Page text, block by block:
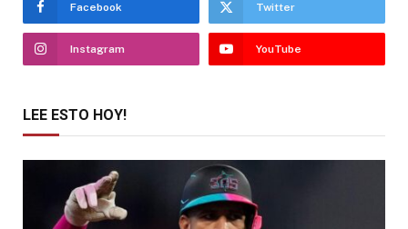
Facebook Twitter
Instagram YouTube
LEE ESTO HOY!